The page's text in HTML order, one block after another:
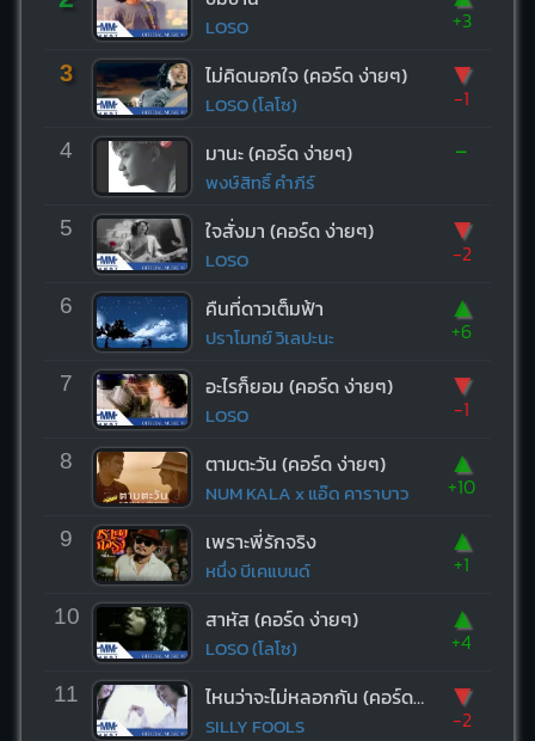
LOSO +3
3 ไม่คิดนอกใจ (คอร์ด ง่ายๆ)
LOSO (โลโซ)
▼
-1
4 มานะ (คอร์ด ง่ายๆ)
พงษ์สิทธิ์ คำภีร์
-
5 ใจสั่งมา (คอร์ด ง่ายๆ)
LOSO
▼
-2
6 คืนที่ดาวเต็มฟ้า
ปราโมทย์ วิเลปะนะ
▲
+6
7 อะไรก็ยอม (คอร์ด ง่ายๆ)
LOSO
▼
-1
8 ตามตะวัน (คอร์ด ง่ายๆ)
NUM KALA x แอ๊ด คาราบาว
▲
+10
9 เพราะพี่รักจริง
หนึ่ง บีเคแบนด์
▲
+1
10 สาหัส (คอร์ด ง่ายๆ)
LOSO (โลโซ)
▲
+4
11 ไหนว่าจะไม่หลอกกัน (คอร์ด ง่ายๆ)
SILLY FOOLS
▼
-2